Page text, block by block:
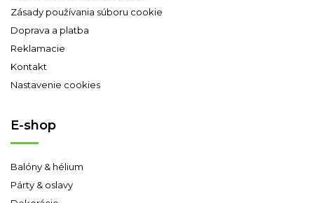
Zásady používania súboru cookie
Doprava a platba
Reklamacie
Kontakt
Nastavenie cookies
E-shop
Balóny & hélium
Párty & oslavy